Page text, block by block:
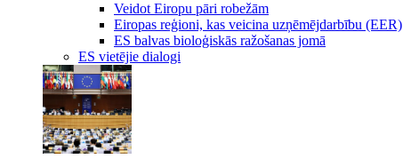
Veidot Eiropu pāri robežām
Eiropas reģioni, kas veicina uzņēmējdarbību (EER)
ES balvas bioloģiskās ražošanas jomā
ES vietējie dialogi